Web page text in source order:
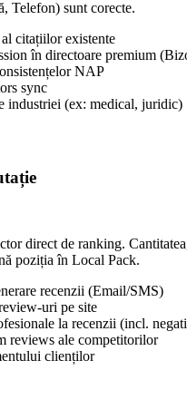
Telefon) sunt corecte.
citațiilor existente
în directoare premium
NAP
sync
industriei (ex: medical, juridic)
direct de ranking.
poziția în Local Pack.
recenzii (Email/SMS)
uri pe site
la recenzii (incl.
reviews ale competitorilor
clienților